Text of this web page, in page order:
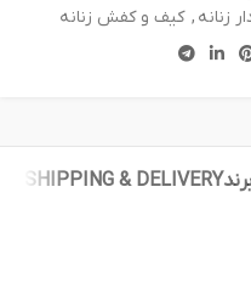
زنانه , کیف و کفش زنانه
SHIPPING & DELIVERY